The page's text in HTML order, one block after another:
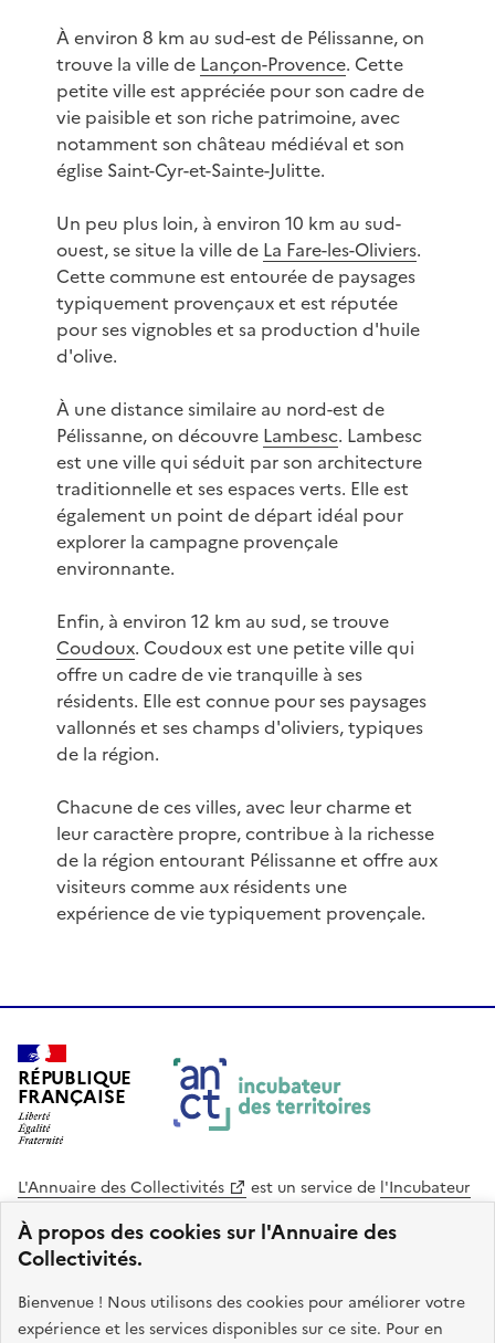
À propos des cookies sur l'Annuaire des
Collectivités.
Bienvenue ! Nous utilisons des cookies pour améliorer votre
expérience et les services disponibles sur ce site. Pour en
À environ 8 km au sud-est de Pélissanne, on
trouve la ville de Lançon-Provence. Cette
petite ville est appréciée pour son cadre de
vie paisible et son riche patrimoine, avec
notamment son château médiéval et son
église Saint-Cyr-et-Sainte-Julitte.
Un peu plus loin, à environ 10 km au sud-
ouest, se situe la ville de La Fare-les-Oliviers.
Cette commune est entourée de paysages
typiquement provençaux et est réputée
pour ses vignobles et sa production d'huile
d'olive.
À une distance similaire au nord-est de
Pélissanne, on découvre Lambesc. Lambesc
est une ville qui séduit par son architecture
traditionnelle et ses espaces verts. Elle est
également un point de départ idéal pour
explorer la campagne provençale
environnante.
Enfin, à environ 12 km au sud, se trouve
Coudoux. Coudoux est une petite ville qui
offre un cadre de vie tranquille à ses
résidents. Elle est connue pour ses paysages
vallonnés et ses champs d'oliviers, typiques
de la région.
Chacune de ces villes, avec leur charme et
leur caractère propre, contribue à la richesse
de la région entourant Pélissanne et offre aux
visiteurs comme aux résidents une
expérience de vie typiquement provençale.
RÉPUBLIQUE
FRANÇAISE
L'Annuaire des Collectivités est un service de l'Incubateur
des Territoires
Cohésion des Territoires
. Le code source de ce site web
est disponible en licence libre. Le design de ce site est conçu
avec le système de design de l’État.